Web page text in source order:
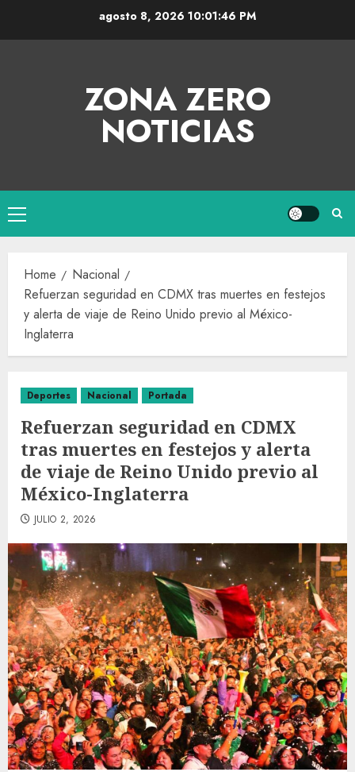
agosto 8, 202610:01:47 PM
ZONA ZERO
NOTICIAS
Home
Nacional
Refuerzan seguridad en CDMX tras muertes en festejos
y alerta de viaje de Reino Unido previo al México-
Inglaterra
Deportes Nacional Portada
Refuerzan seguridad en CDMX
tras muertes en festejos y alerta
de viaje de Reino Unido previo al
México-Inglaterra
JULIO 2, 2026